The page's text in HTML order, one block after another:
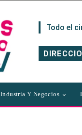
Todo el
Industria Y Negocios